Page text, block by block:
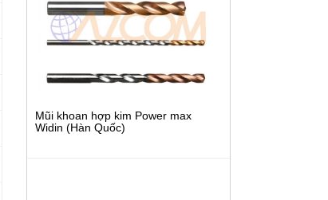
Mũi khoan hợp kim Power max
Widin (Hàn Quốc)